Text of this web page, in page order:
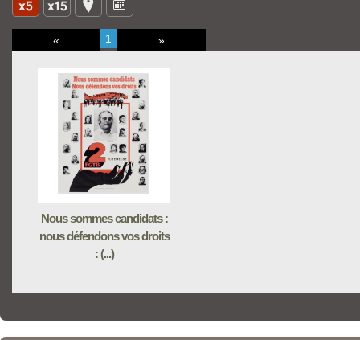
« 1 »
Nous sommes candidats :
nous défendons vos droits
: (...)